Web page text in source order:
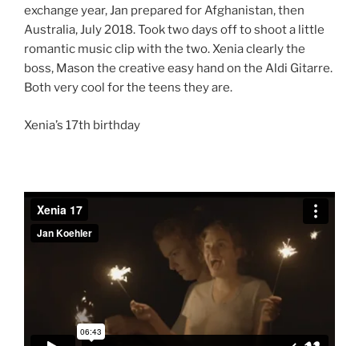
exchange year, Jan prepared for Afghanistan, then
Australia, July 2018. Took two days off to shoot a little
romantic music clip with the two. Xenia clearly the
boss, Mason the creative easy hand on the Aldi Gitarre.
Both very cool for the teens they are.
Xenia’s 17th birthday